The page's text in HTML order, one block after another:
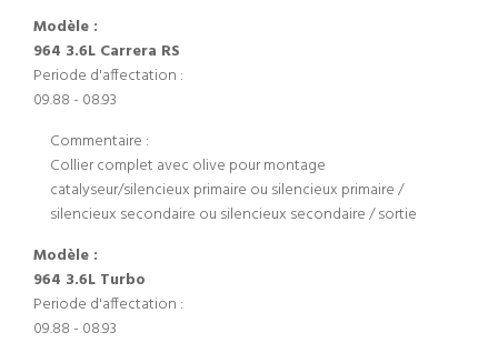
Modèle :
964 3.6L Carrera RS
Periode d'affectation :
09.88 - 08.93
Commentaire :
Collier complet avec olive pour montage
catalyseur/silencieux primaire ou silencieux primaire /
silencieux secondaire ou silencieux secondaire / sortie
Modèle :
964 3.6L Turbo
Periode d'affectation :
09.88 - 08.93